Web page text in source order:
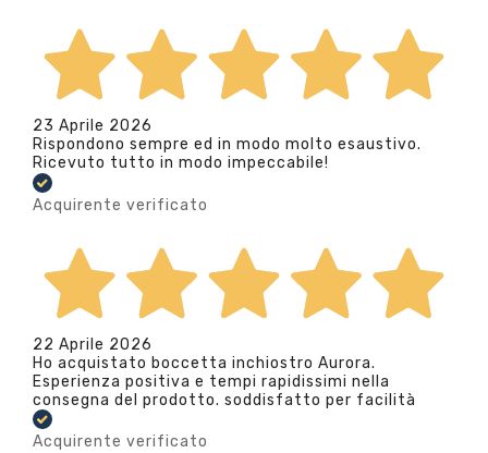
23 Aprile 2026
Rispondono sempre ed in modo molto esaustivo.
Ricevuto tutto in modo impeccabile!
Acquirente verificato
22 Aprile 2026
Ho acquistato boccetta inchiostro Aurora.
Esperienza positiva e tempi rapidissimi nella
consegna del prodotto. soddisfatto per facilità
Acquirente verificato